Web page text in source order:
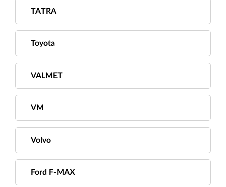
TATRA
Toyota
VALMET
VM
Volvo
Ford F-MAX